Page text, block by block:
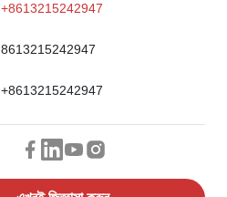
+8613215242947
8613215242947
+8613215242947